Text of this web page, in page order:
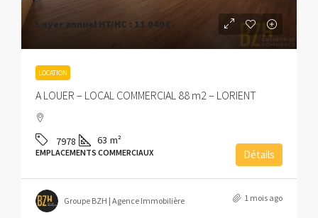
Loyer annuel HT/HC : 11 040€
LOCATION
A LOUER – LOCAL COMMERCIAL 88 m2 – LORIENT
7978 63 m²
EMPLACEMENTS COMMERCIAUX Détails
Groupe BZH | Agence Immobilière 1 mois ago